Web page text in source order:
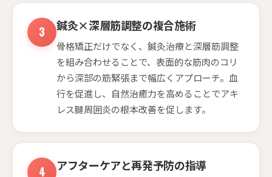
鍼灸×深層筋調整の複合施術
骨格矯正だけでなく、鍼灸治療と深層筋調整
を組み合わせることで、表面的な筋肉のコリ
から深部の筋緊張まで幅広くアプローチ。血
行を促進し、自然治癒力を高めることでアキ
レス腱周囲炎の根本改善を促します。
アフターケアと再発予防の指導